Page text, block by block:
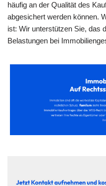
häufig an der Qualität des
abgesichert werden können.
ist: Wir unterstützen Sie, das
Belastungen bei